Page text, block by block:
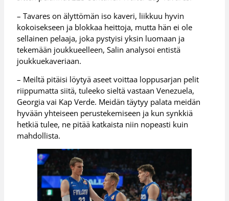
– Tavares on älyttömän iso kaveri, liikkuu hyvin
kokoisekseen ja blokkaa heittoja, mutta hän ei ole
sellainen pelaaja, joka pystyisi yksin luomaan ja
tekemään joukkueelleen, Salin analysoi entistä
joukkuekaveriaan.
– Meiltä pitäisi löytyä aseet voittaa loppusarjan pelit
riippumatta siitä, tuleeko sieltä vastaan Venezuela,
Georgia vai Kap Verde. Meidän täytyy palata meidän
hyvään yhteiseen perustekemiseen ja kun synkkiä
hetkiä tulee, ne pitää katkaista niin nopeasti kuin
mahdollista.